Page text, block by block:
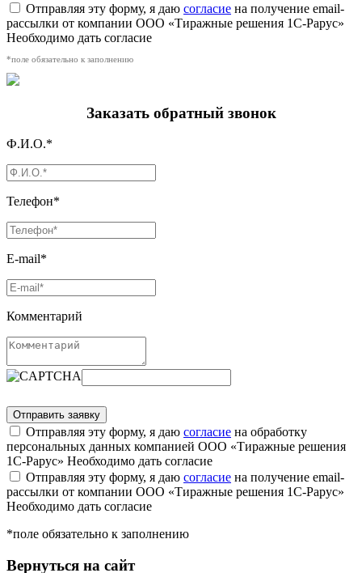
Отправляя эту форму, я даю согласие на получение email-
рассылки от компании ООО «Тиражные решения 1С-Рарус»
Необходимо дать согласие
*поле обязательно к заполнению
Заказать обратный звонок
Ф.И.О.*
Телефон*
E-mail*
Комментарий
Отправляя эту форму, я даю согласие на обработку
персональных данных компанией ООО «Тиражные решения
1С-Рарус» Необходимо дать согласие
Отправляя эту форму, я даю согласие на получение email-
рассылки от компании ООО «Тиражные решения 1С-Рарус»
Необходимо дать согласие
*поле обязательно к заполнению
Вернуться на сайт